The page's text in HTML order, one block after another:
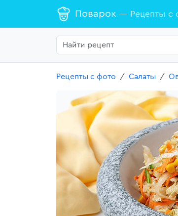
Поварок — Рецепты с
Рецепты с фото Салаты